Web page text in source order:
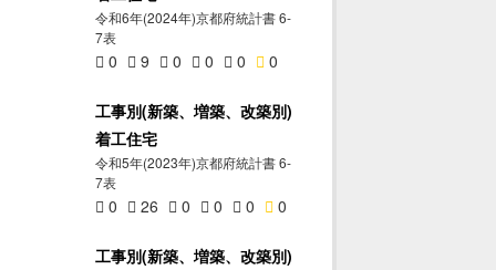
令和6年(2024年)京都府統計書 6-
7表
0 9 0 0 0 0
工事別(新築、増築、改築別)
着工住宅
令和5年(2023年)京都府統計書 6-
7表
0 26 0 0 0 0
工事別(新築、増築、改築別)